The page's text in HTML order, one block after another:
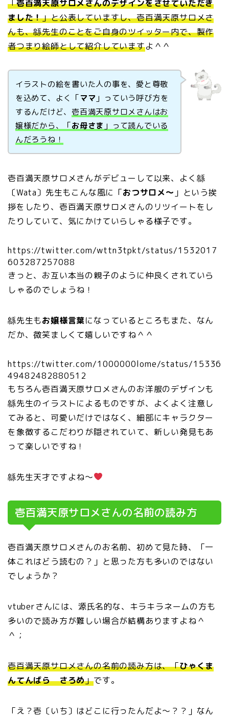
「壱百満天原サロメさんのデザインをさせていただき
ました！」と公表していますし、壱百満天原サロメさ
んも、緜先生のことをご自身のツイッター内で、製作
者つまり絵師として紹介していますよ＾＾
イラストの絵を書いた人の事を、愛と尊敬
を込めて、よく「ママ 」っていう呼び方を
するんだけど、 壱百満天原サロメさんはお
嬢様だから、「お母さま 」って読んでいる
んだろうね！
壱百満天原サロメさんがデビューして以来、よく緜
〔Wata〕先生もこんな風に「おつサロメ～ 」という挨
拶をしたり、壱百満天原サロメさんのリツイートをし
たりしていて、気にかけていらしゃる様子です。
https://twitter.com/wttn3tpkt/status/1532017
603287257088
きっと、お互い本当の親子のように仲良くされていら
しゃるのでしょうね！
緜先生もお嬢様言葉になっているところもまた、なん
だか、微笑ましくて嬉しいですね＾＾
https://twitter.com/1000000lome/status/15336
49482482880512
もちろん壱百満天原サロメさんのお洋服のデザインも
緜先生のイラストによるものですが、よくよく注意し
てみると、可愛いだけではなく、細部にキャラクター
を象徴するこだわりが隠されていて、新しい発見もあ
って楽しいですね！
緜先生天才ですよね～
壱百満天原サロメさんの名前の読み方
壱百満天原サロメさんのお名前、初めて見た時、「一
体これはどう読むの？」と思った方も多いのではない
でしょうか？
vtuberさんには、源氏名的な、キラキラネームの方も
多いので読み方が難しい場合が結構ありますよね＾
＾；
壱百満天原サロメさんの名前の読み方は、「ひゃくま
んてんばら さろめ」です。
「え？壱〔いち〕はどこに行ったんだよ～？？」なん